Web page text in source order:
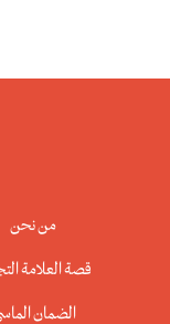
من نحن
قصة العلامة
الضمان